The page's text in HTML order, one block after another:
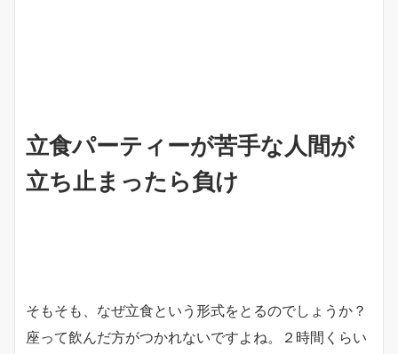
立食パーティーが苦手な人間が
立ち止まったら負け
そもそも、なぜ立食という形式をとるのでしょうか？
座って飲んだ方がつかれないですよね。２時間くらい